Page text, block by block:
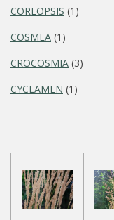
COREOPSIS (1)
COSMEA (1)
CROCOSMIA (3)
CYCLAMEN (1)